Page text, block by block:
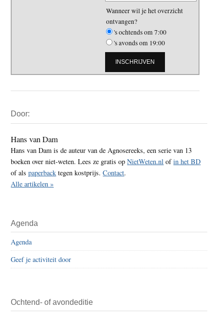
Wanneer wil je het overzicht
ontvangen?
's ochtends om 7:00
's avonds om 19:00
Sidebar
Door:
Hans van Dam
Hans van Dam is de auteur van de Agnosereeks, een serie van 13
boeken over niet-weten. Lees ze gratis opNietWeten.nl ofin het BD
of alspaperback tegen kostprijs.Contact.
Alle artikelen »
Agenda
Agenda
Geef je activiteit door
Ochtend- of avondeditie